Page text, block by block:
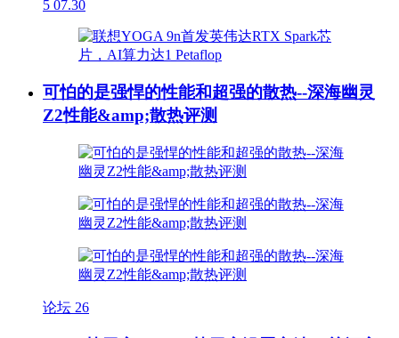
5 07.30
可怕的是强悍的性能和超强的散热--深海幽灵
Z2性能&amp;散热评测
论坛 26